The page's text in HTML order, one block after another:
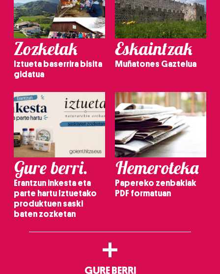
Zozketak
Iztueta baserrira bisita
gidatua
Eskaintzak
Muñatones Gaztelua
Gure berri.
Erantzun inkesta eta
parte hartu Iztuetako
produktuen saski
baten zozketan
Hemeroteka
Papereko zenbakiak
PDF formatuan
+
GURE BERRI